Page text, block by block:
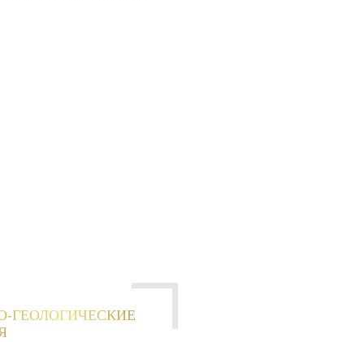
ГЕОЛОГИЧЕСКИЕ